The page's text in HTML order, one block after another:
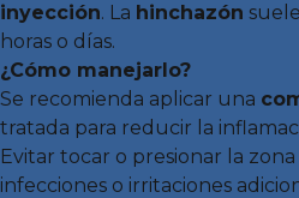
inyección. La hinchazón
horas o días.
¿Cómo manejarlo?
Se recomienda aplicar una
tratada para reducir la
Evitar tocar o presionar la
infecciones o irritaciones